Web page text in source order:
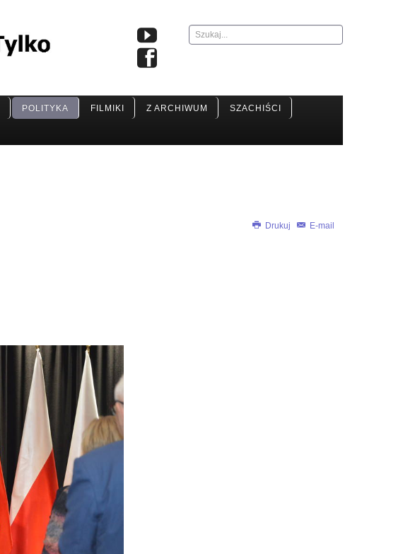
Szukaj...
POLITYKA FILMIKI Z ARCHIWUM SZACHIŚCI
Drukuj E-mail